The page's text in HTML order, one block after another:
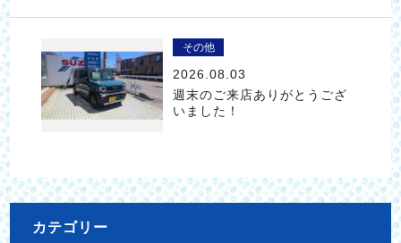
その他
2026.08.03
週末のご来店ありがとうござ
いました！
カテゴリー